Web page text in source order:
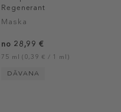
Regenerant
Maska
no 28,99 €
75 ml (0,39 € / 1 ml)
DĀVANA